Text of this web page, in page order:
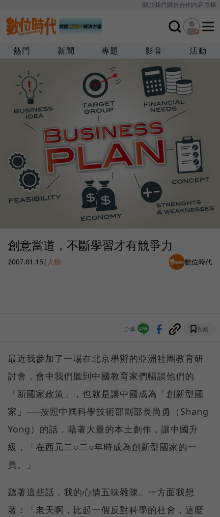
關於我們廣告合作內容授權
熱門 新聞 專題 影音 活動
創意當道，不斷學習才有競爭力
2007.01.15 | 人物 數位時代
分享 收藏
最近我參加了一場在北京舉辦的亞洲社團教育研
討會，會中我們聽到中國教育家們暢談他們的
「新國家政策」，也就是讓中國成為「創新型國
家」──按照中國科學技術部副部長尚勇（Shang
Yong）的話，藉著大量的本土創作，讓中國升
級，「在西元二○二○年時成為創新型國家的一
員。」
聽著這些話，我的心情五味雜陳。一方面我想
著：「老天啊，比起一個反對科學的社會，這麼